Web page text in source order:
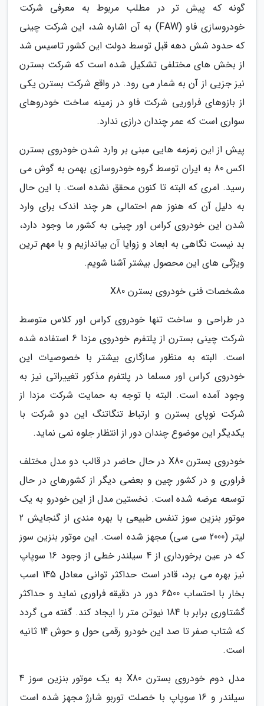
گونه که پیش تر در مطلب مربوط به معرفی شرکت
خودروسازی فاو (FAW) به آن اشاره شد، این شرکت چینی
که حدود شش دهه قبل توسط دولت این کشور تاسیس شد
از بخش های مختلفی تشکیل شده است که شرکت بسترن
نیز جزیی از آن به شمار می رود. در واقع شرکت بسترن یکی
از بازوهای فراوریی شرکت فاو در زمینه ساخت خودروهای
سواری است که عمر چندان درازی ندارد.
پیش از این زمزمه هایی مبنی بر وارد شدن خودروی بسترن
اکس 80 به ایران توسط گروه خودروسازی بهمن به گوش می
رسید. امری که البته تا کنون محقق نشده است. با این حال
به دلیل آن که هنوز هم احتمالی هر چند اندک برای وارد
شدن این خودروی کراس اور چینی به کشور ما وجود دارد،
بد نیست نگاهی به ابعاد و زوایا آن بیاندازیم و با مهم ترین
ویژگی های این محصول بیشتر آشنا شویم.
مشخصات فنی خودروی بسترن X80
در طراحی و ساخت تنها خودروی کراس اور کلاس متوسط
شرکت چینی بسترن از پلتفرم خودروی مزدا 6 استفاده شده
است. البته به منظور سازگاری بیشتر با خصوصیات این
خودروی کراس اور مسلما در پلتفرم مذکور تغییراتی نیز به
وجود آمده است. البته با توجه به حمایت شرکت مزدا از
شرکت نوپای بسترن و ارتباط تنگاتنگ این دو شرکت با
یکدیگر این موضوع چندان دور از انتظار جلوه نمی نماید.
خودروی بسترن X80 در حال حاضر در قالب دو مدل مختلف
فراوری و در کشور چین و بعضی دیگر از کشورهای در حال
توسعه عرضه شده است. نخستین مدل از این خودرو به یک
موتور بنزین سوز تنفس طبیعی با بهره مندی از گنجایش 2
لیتر (2000 سی سی) مجهز شده است. این موتور بنزین سوز
که در عین برخورداری از 4 سیلندر خطی از وجود 16 سوپاپ
نیز بهره می برد، قادر است حداکثر توانی معادل 145 اسب
بخار با احتساب 6500 دور در دقیقه فراوری نماید و حداکثر
گشتاوری برابر با 184 نیوتن متر را ایجاد کند. گفته می گردد
که شتاب صفر تا صد این خودرو رقمی حول و حوش 14 ثانیه
است.
مدل دوم خودروی بسترن X80 به یک موتور بنزین سوز 4
سیلندر و 16 سوپاپ با خصلت توربو شارژ مجهز شده است